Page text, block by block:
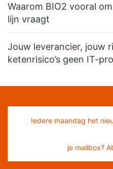
Waarom BIO2 vooral
lijn vraagt
Jouw leverancier, jouw
ketenrisico’s geen IT-
Iedere maandag het
je mailbox?